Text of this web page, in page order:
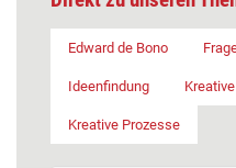
Edward de Bono
Ideenfindung
Kreative Prozesse